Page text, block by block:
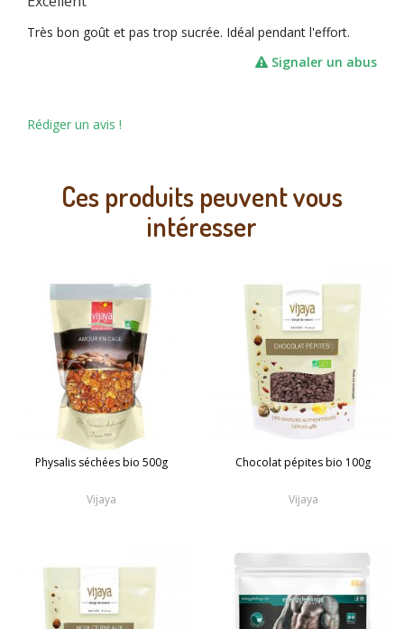
Très bon goût et pas trop sucrée. Idéal pendant l'effort.
Signaler un abus
Rédiger un avis !
Ces produits peuvent vous
intéresser
Physalis séchées bio 500g
Vijaya
Chocolat pépites bio 100g
Vijaya